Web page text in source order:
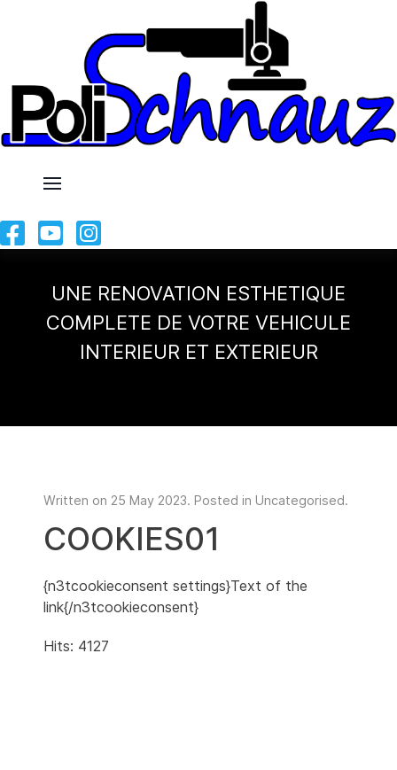
UNE RENOVATION ESTHETIQUE
COMPLETE DE VOTRE VEHICULE
INTERIEUR ET EXTERIEUR
Written on 25 May 2023. Posted in Uncategorised.
COOKIES01
{n3tcookieconsent settings}Text of the
link{/n3tcookieconsent}
Hits: 4127